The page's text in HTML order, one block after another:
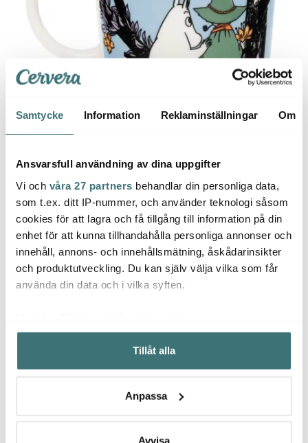
Samtycke Information Reklaminställningar Om
Ansvarsfull användning av dina uppgifter
Vi och våra 27 partners behandlar din personliga data,
som t.ex. ditt IP-nummer, och använder teknologi såsom
cookies för att lagra och få tillgång till information på din
enhet för att kunna tillhandahålla personliga annonser och
innehåll, annons- och innehållsmätning, åskådarinsikter
och produktutveckling. Du kan själv välja vilka som får
använda din data och i vilka syften.
Samla in information om din geografiska plats som
kan ha en noggrannhet på upp till flera meter
Identifiera din enhet genom att aktivt skanna den för
Ta reda på mer om hur dina personliga uppgifter
Du kan ändra eller dra tillbaka ditt samtycke när som
Tillåt alla
Anpassa
Avvisa
Familjemys – en hyllning till Muminfamiljens
kärlek och gemenskap
Kollektionen Familjemys lyfter fram den villkorslösa
kärleken och glädjen i att vara tillsammans, inspirerad
av Muminfamiljens starka gemenskap. I fokus finns en
från 1955. I den berättelsen får vi följa
hur Muminmamman och Muminpappan räddar
saknade son och återvänder hem till den trygga och